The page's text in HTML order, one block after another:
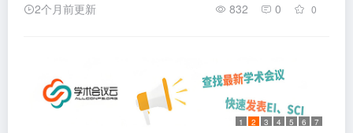
2个月前更新 832 0 0
1 2 3 4 5 6 7